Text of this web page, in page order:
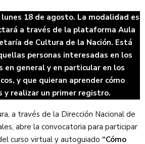
lunes 18 de agosto. La modalidad es
a través de la plataforma Aula
de Cultura de la Nación. Está
personas interesadas en los
en general y en particular en los
y que quieran aprender cómo
y realizar un primer registro.
a través de la Dirección Nacional de
abre la convocatoria para participar
curso virtual y autoguiado “Cómo